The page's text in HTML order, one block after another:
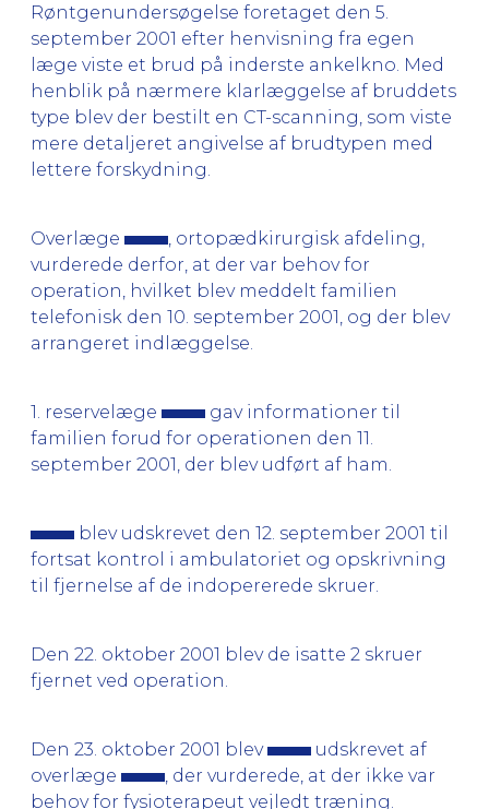
Røntgenundersøgelse foretaget den 5.
september 2001 efter henvisning fra egen
læge viste et brud på inderste ankelkno. Med
henblik på nærmere klarlæggelse af bruddets
type blev der bestilt en CT-scanning, som viste
mere detaljeret angivelse af brudtypen med
lettere forskydning.
Overlæge
, ortopædkirurgisk afdeling,
vurderede derfor, at der var behov for
operation, hvilket blev meddelt familien
telefonisk den 10. september 2001, og der blev
arrangeret indlæggelse.
1. reservelæge
gav informationer til
familien forud for operationen den 11.
september 2001, der blev udført af ham.
blev udskrevet den 12. september 2001 til
fortsat kontrol i ambulatoriet og opskrivning
til fjernelse af de indopererede skruer.
Den 22. oktober 2001 blev de isatte 2 skruer
fjernet ved operation.
Den 23. oktober 2001 blev
udskrevet af
overlæge
, der vurderede, at der ikke var
behov for fysioterapeut vejledt træning.